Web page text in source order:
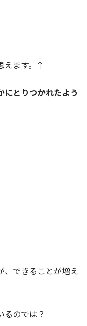
えます。↑
にとりつかれたよう
、できることが増え
るのでは？